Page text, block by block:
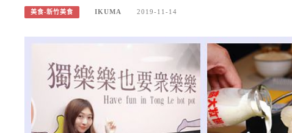
美食-新竹美食 IKUMA 2019-11-14